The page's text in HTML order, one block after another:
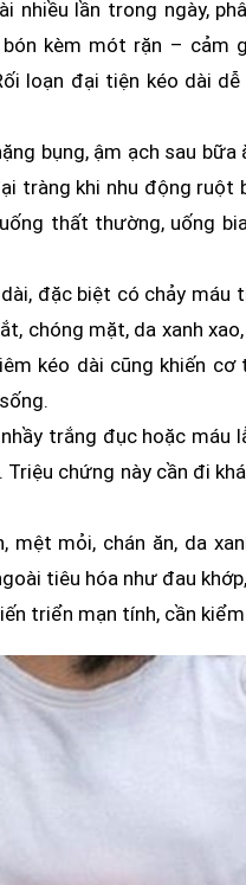
nhiều lần trong ngày,
kèm mót rặn – cảm
loạn đại tiện kéo dài
bụng, ậm ạch sau
tràng khi nhu động
thất thường, uống
đặc biệt có chảy máu
chóng mặt, da xanh
kéo dài cũng khiến cơ
trắng đục hoặc máu
chứng này cần đi
mệt mỏi, chán ăn, da
tiêu hóa như đau
triển mạn tính, cần